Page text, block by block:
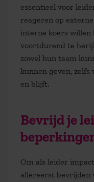
essentieel voor
reageren op
interne koers willen
voortdurend te
zowel hun team
kunnen geven, zelfs
en blijft.
Bevrijd je
Om als leider
allereerst bevrijden